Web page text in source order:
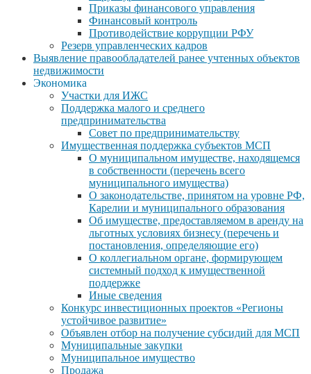
Приказы финансового управления
Финансовый контроль
Противодействие коррупции РФУ
Резерв управленческих кадров
Выявление правообладателей ранее учтенных объектов
недвижимости
Экономика
Участки для ИЖС
Поддержка малого и среднего
предпринимательства
Совет по предпринимательству
Имущественная поддержка субъектов МСП
О муниципальном имуществе, находящемся
в собственности (перечень всего
муниципального имущества)
О законодательстве, принятом на уровне РФ,
Карелии и муниципального образования
Об имуществе, предоставляемом в аренду на
льготных условиях бизнесу (перечень и
постановления, определяющие его)
О коллегиальном органе, формирующем
системный подход к имущественной
поддержке
Иные сведения
Конкурс инвестиционных проектов «Регионы
устойчивое развитие»
Объявлен отбор на получение субсидий для МСП
Муниципальные закупки
Муниципальное имущество
Продажа